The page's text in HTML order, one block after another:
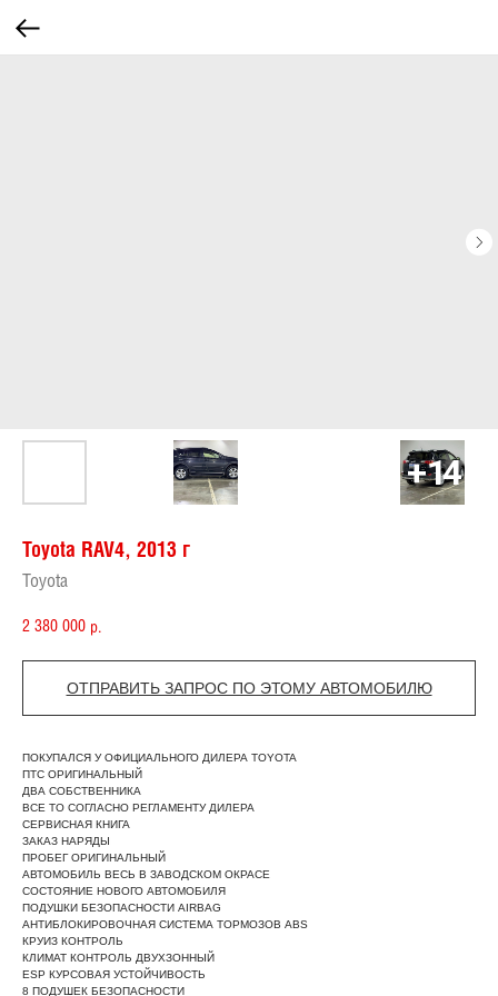
Toyota RAV4, 2013 г
Toyota
2 380 000 р.
ОТПРАВИТЬ ЗАПРОС ПО ЭТОМУ АВТОМОБИЛЮ
ПОКУПАЛСЯ У ОФИЦИАЛЬНОГО ДИЛЕРА TOYOTA
ПТС ОРИГИНАЛЬНЫЙ
ДВА СОБСТВЕННИКА
ВСЕ ТО СОГЛАСНО РЕГЛАМЕНТУ ДИЛЕРА
СЕРВИСНАЯ КНИГА
ЗАКАЗ НАРЯДЫ
ПРОБЕГ ОРИГИНАЛЬНЫЙ
АВТОМОБИЛЬ ВЕСЬ В ЗАВОДСКОМ ОКРАСЕ
СОСТОЯНИЕ НОВОГО АВТОМОБИЛЯ
ПОДУШКИ БЕЗОПАСНОСТИ AIRBAG
АНТИБЛОКИРОВОЧНАЯ СИСТЕМА ТОРМОЗОВ ABS
КРУИЗ КОНТРОЛЬ
КЛИМАТ КОНТРОЛЬ ДВУХЗОННЫЙ
ESР КУРСОВАЯ УСТОЙЧИВОСТЬ
8 ПОДУШЕК БЕЗОПАСНОСТИ